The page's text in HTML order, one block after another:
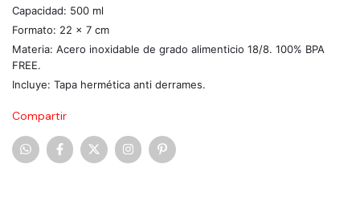
Capacidad: 500 ml
Formato: 22 x 7 cm
Materia: Acero inoxidable de grado alimenticio 18/8. 100% BPA
FREE.
Incluye: Tapa hermética anti derrames.
Compartir